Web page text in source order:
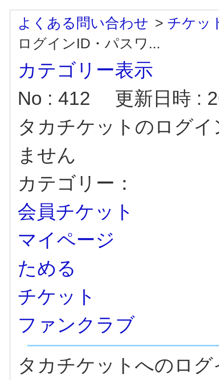
よくある問い合わせ > チケッ
ログインID・パスワ...
カテゴリー表示
No : 412
更新日時 :
タカチケットのログ
ません
カテゴリー：
会員チケット
マイページ
ためる
チケット
ファンクラブ
タカチケットへのロ